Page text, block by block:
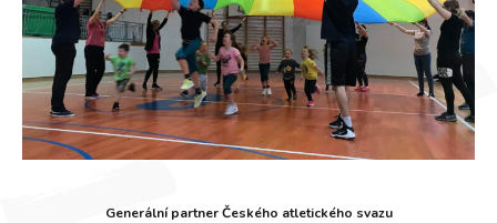
Generální partner Českého atletického svazu